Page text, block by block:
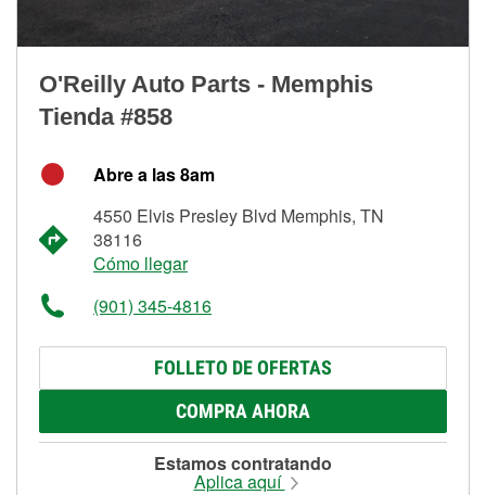
O'Reilly Auto Parts - Memphis
Tienda #858
Abre a las 8am
4550 Elvis Presley Blvd Memphis, TN
38116
Cómo llegar
(901) 345-4816
FOLLETO DE OFERTAS
COMPRA AHORA
Estamos contratando
Aplica aquí